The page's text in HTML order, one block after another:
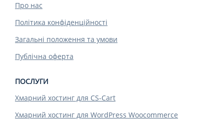
Про нас
Політика конфіденційності
Загальні положення та умови
Публічна оферта
ПОСЛУГИ
Хмарний хостинг для CS-Cart
Хмарний хостинг для WordPress Woocommerce